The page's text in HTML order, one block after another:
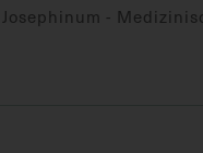
Josephinum -